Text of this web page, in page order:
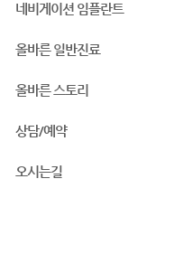
네비게이션 임플란트
올바른 일반진료
올바른 스토리
상담/예약
오시는길